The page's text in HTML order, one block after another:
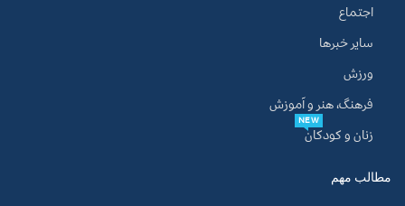
اجتماع
سایر خبرها
ورزش
فرهنگ، هنر و آموزش
زنان و کودکان
NEW
مطالب مهم